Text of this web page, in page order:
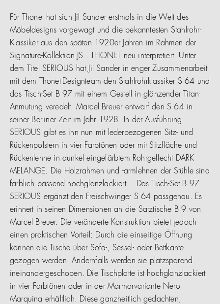
Für Thonet hat sich Jil Sander erstmals in die Welt des
Möbeldesigns vorgewagt und die bekanntesten Stahlrohr-
Klassiker aus den späten 1920er Jahren im Rahmen der
Signature-Kollektion JS . THONET neu interpretiert. Unter
dem Titel SERIOUS hat Jil Sander in enger Zusammenarbeit
mit dem Thonet-Designteam den Stahlrohrklassiker S 64 und
das Tisch-Set B 97 mit einem Gestell in glänzender Titan-
Anmutung veredelt. Marcel Breuer entwarf den S 64 in
seiner Berliner Zeit im Jahr 1928. In der Ausführung
SERIOUS gibt es ihn nun mit lederbezogenen Sitz- und
Rückenpolstern in vier Farbtönen oder mit Sitzfläche und
Rückenlehne in dunkel eingefärbtem Rohrgeflecht DARK
MELANGE. Die Holzrahmen und -armlehnen der Stühle sind
farblich passend hochglanzlackiert. Das Tisch-Set B 97
SERIOUS ergänzt den Freischwinger S 64 passgenau. Es
erinnert in seinen Dimensionen an die Satztische B 9 von
Marcel Breuer. Die veränderte Konstruktion bietet jedoch
einen praktischen Vorteil: Durch die einseitige Öffnung
können die Tische über Sofa-, Sessel- oder Bettkante
gezogen werden. Andernfalls werden sie platzsparend
ineinandergeschoben. Die Tischplatte ist hochglanzlackiert
in vier Farbtönen oder in der Marmorvariante Nero
Marquina erhältlich. Diese ganzheitlich gedachten,